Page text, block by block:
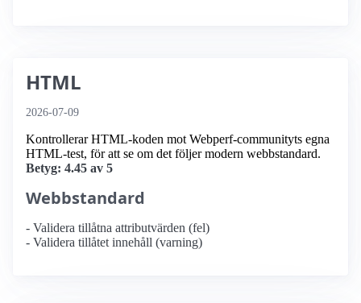
HTML
2026-07-09
Kontrollerar HTML-koden mot Webperf-communityts egna
HTML-test, för att se om det följer modern webbstandard.
Betyg: 4.45 av 5
Webbstandard
- Validera tillåtna attributvärden (fel)
- Validera tillåtet innehåll (varning)